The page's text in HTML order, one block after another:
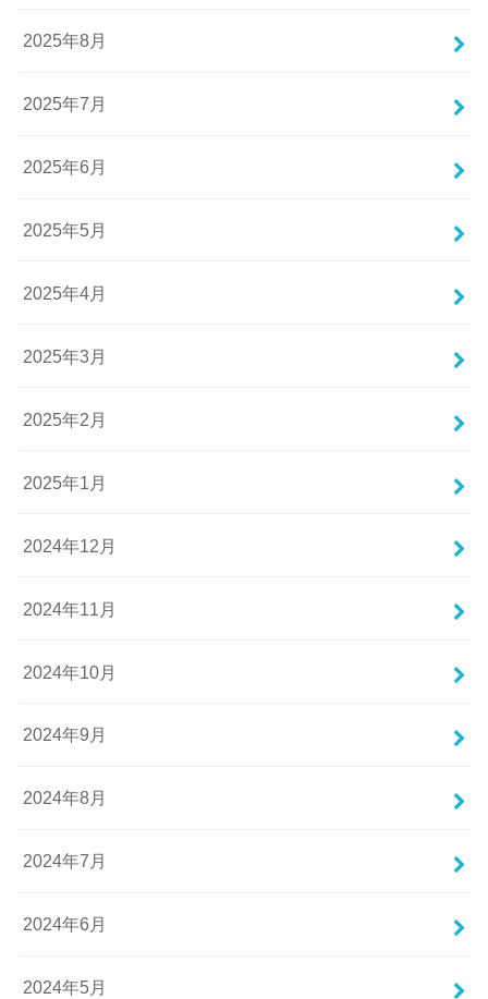
2025年8月
2025年7月
2025年6月
2025年5月
2025年4月
2025年3月
2025年2月
2025年1月
2024年12月
2024年11月
2024年10月
2024年9月
2024年8月
2024年7月
2024年6月
2024年5月